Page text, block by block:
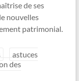
de ses
nouvelles
patrimonial.
astuces
des